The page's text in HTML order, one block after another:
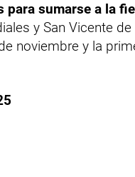
para sumarse a la
y San Vicente de
noviembre y la